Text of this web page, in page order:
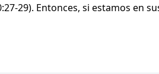
29). Entonces, si estamos en
pudiera hacerlo, ese alguien